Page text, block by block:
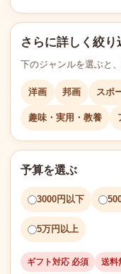
さらに詳しく絞り
下のジャンルを選ぶと
洋画 邦画 スポ
趣味・実用・教養
予算を選ぶ
3000円以下
5万円以上
ギフト対応 必須 送料